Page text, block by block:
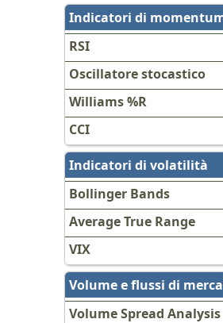
Indicatori di
RSI
Oscillatore stocastico
Williams %R
CCI
Indicatori di volatilità
Bollinger Bands
Average True Range
VIX
Volume e flussi di
Volume Spread Analysis